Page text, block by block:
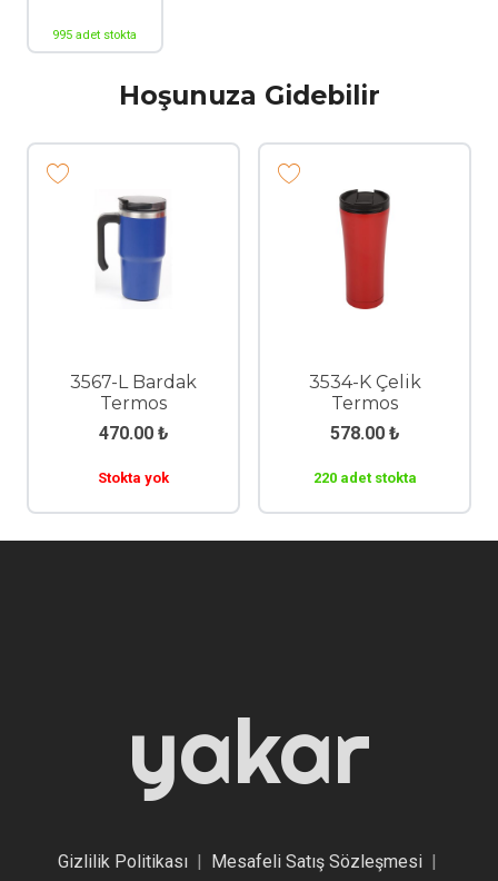
995 adet stokta
Hoşunuza Gidebilir
3567-L Bardak
Termos
470.00 ₺
Stokta yok
3534-K Çelik
Termos
578.00 ₺
220 adet stokta
yakar
Gizlilik Politikası| Mesafeli Satış Sözleşmesi|